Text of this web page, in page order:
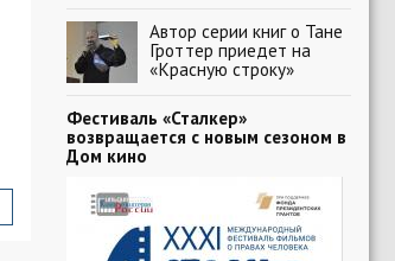
Автор серии книг о Тане
Гроттер приедет на
«Красную строку»
Фестиваль «Сталкер»
возвращается с новым сезоном в
Дом кино